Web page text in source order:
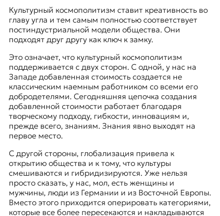
Культурный космополитизм ставит креативность во
главу угла и тем самым полностью соответствует
постиндустриальной модели общества. Они
подходят друг другу как ключ к замку.
Это означает, что культурный космополитизм
поддерживается с двух сторон. С одной, у нас на
Западе добавленная стоимость создается не
классическим наемным работником со всеми его
добродетелями. Сегодняшняя цепочка создания
добавленной стоимости работает благодаря
творческому подходу, гибкости, инновациям и,
прежде всего, знаниям. Знания явно выходят на
первое место.
С другой стороны, глобализация привела к
открытию общества и к тому, что культуры
смешиваются и гибридизируются. Уже нельзя
просто сказать, у нас, мол, есть женщины и
мужчины, люди из Германии и из Восточной Европы.
Вместо этого приходится оперировать категориями,
которые все более пересекаются и накладываются